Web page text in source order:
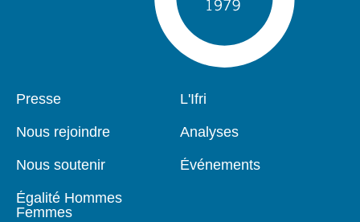
Pied
Presse
Nous rejoindre
Nous soutenir
Égalité Hommes
Femmes
Navigation
L'Ifri
Analyses
Événements